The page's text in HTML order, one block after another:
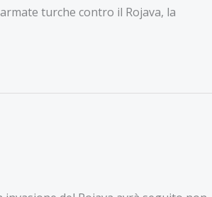
turche contro il Rojava, la